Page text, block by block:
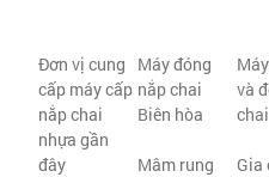
Đơn vị cung
cấp máy cấp
nắp chai
nhựa gần
đây
Máy đóng
nắp chai
Biên hòa
và
chai
Mâm rung
Gia